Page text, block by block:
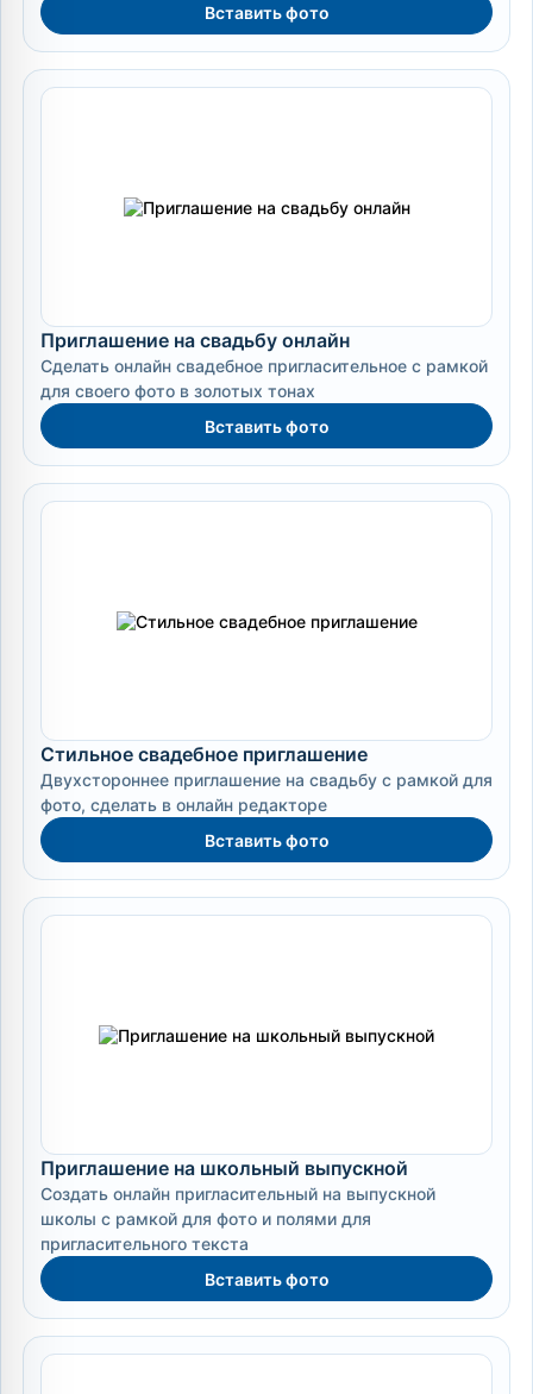
Вставить фото
Приглашение на свадьбу онлайн
Сделать онлайн свадебное пригласительное с рамкой
для своего фото в золотых тонах
Вставить фото
Стильное свадебное приглашение
Двухстороннее приглашение на свадьбу с рамкой для
фото, сделать в онлайн редакторе
Вставить фото
Приглашение на школьный выпускной
Создать онлайн пригласительный на выпускной
школы с рамкой для фото и полями для
пригласительного текста
Вставить фото